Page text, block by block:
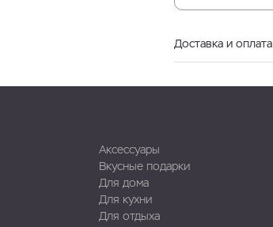
Доставка и оплата
Аксессуары
Вкусные подарки
Для дома
Для кухни
Для отдыха